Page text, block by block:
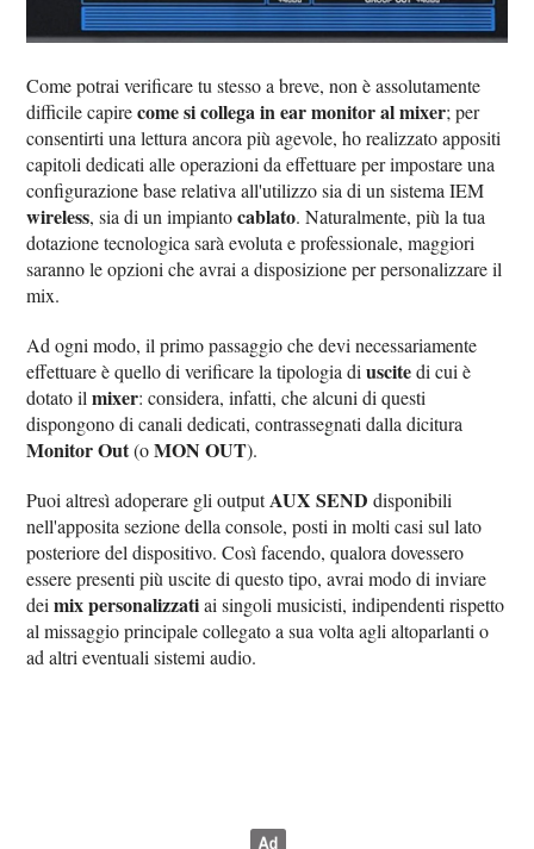
Come potrai verificare tu stesso a breve, non è assolutamente
difficile capirecome si collega in ear monitor al mixer; per
consentirti una lettura ancora più agevole, ho realizzato appositi
capitoli dedicati alle operazioni da effettuare per impostare una
configurazione base relativa all'utilizzo sia di un sistema IEM
wireless, sia di un impiantocablato. Naturalmente, più la tua
dotazione tecnologica sarà evoluta e professionale, maggiori
saranno le opzioni che avrai a disposizione per personalizzare il
mix.
Ad ogni modo, il primo passaggio che devi necessariamente
effettuare è quello di verificare la tipologia diuscitedi cui è
dotato ilmixer: considera, infatti, che alcuni di questi
dispongono di canali dedicati, contrassegnati dalla dicitura
Monitor Out(oMON OUT).
Puoi altresì adoperare gli outputAUX SEND disponibili
nell'apposita sezione della console, posti in molti casi sul lato
posteriore del dispositivo. Così facendo, qualora dovessero
essere presenti più uscite di questo tipo, avrai modo di inviare
deimix personalizzatiai singoli musicisti, indipendenti rispetto
al missaggio principale collegato a sua volta agli altoparlanti o
ad altri eventuali sistemi audio.